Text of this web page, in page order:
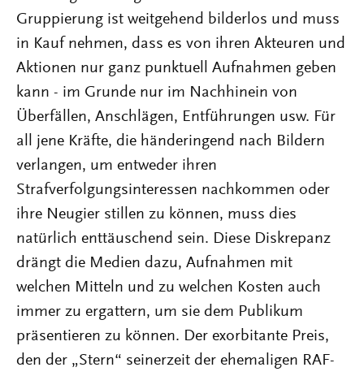
Gruppierung ist weitgehend bilderlos und muss
in Kauf nehmen, dass es von ihren Akteuren und
Aktionen nur ganz punktuell Aufnahmen geben
kann - im Grunde nur im Nachhinein von
Überfällen, Anschlägen, Entführungen usw. Für
all jene Kräfte, die händeringend nach Bildern
verlangen, um entweder ihren
Strafverfolgungsinteressen nachkommen oder
ihre Neugier stillen zu können, muss dies
natürlich enttäuschend sein. Diese Diskrepanz
drängt die Medien dazu, Aufnahmen mit
welchen Mitteln und zu welchen Kosten auch
immer zu ergattern, um sie dem Publikum
präsentieren zu können. Der exorbitante Preis,
den der „Stern“ seinerzeit der ehemaligen RAF-